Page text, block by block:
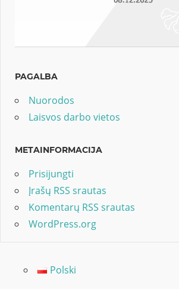
PAGALBA
Nuorodos
Laisvos darbo vietos
METAINFORMACIJA
Prisijungti
Įrašų RSS srautas
Komentarų RSS srautas
WordPress.org
Polski